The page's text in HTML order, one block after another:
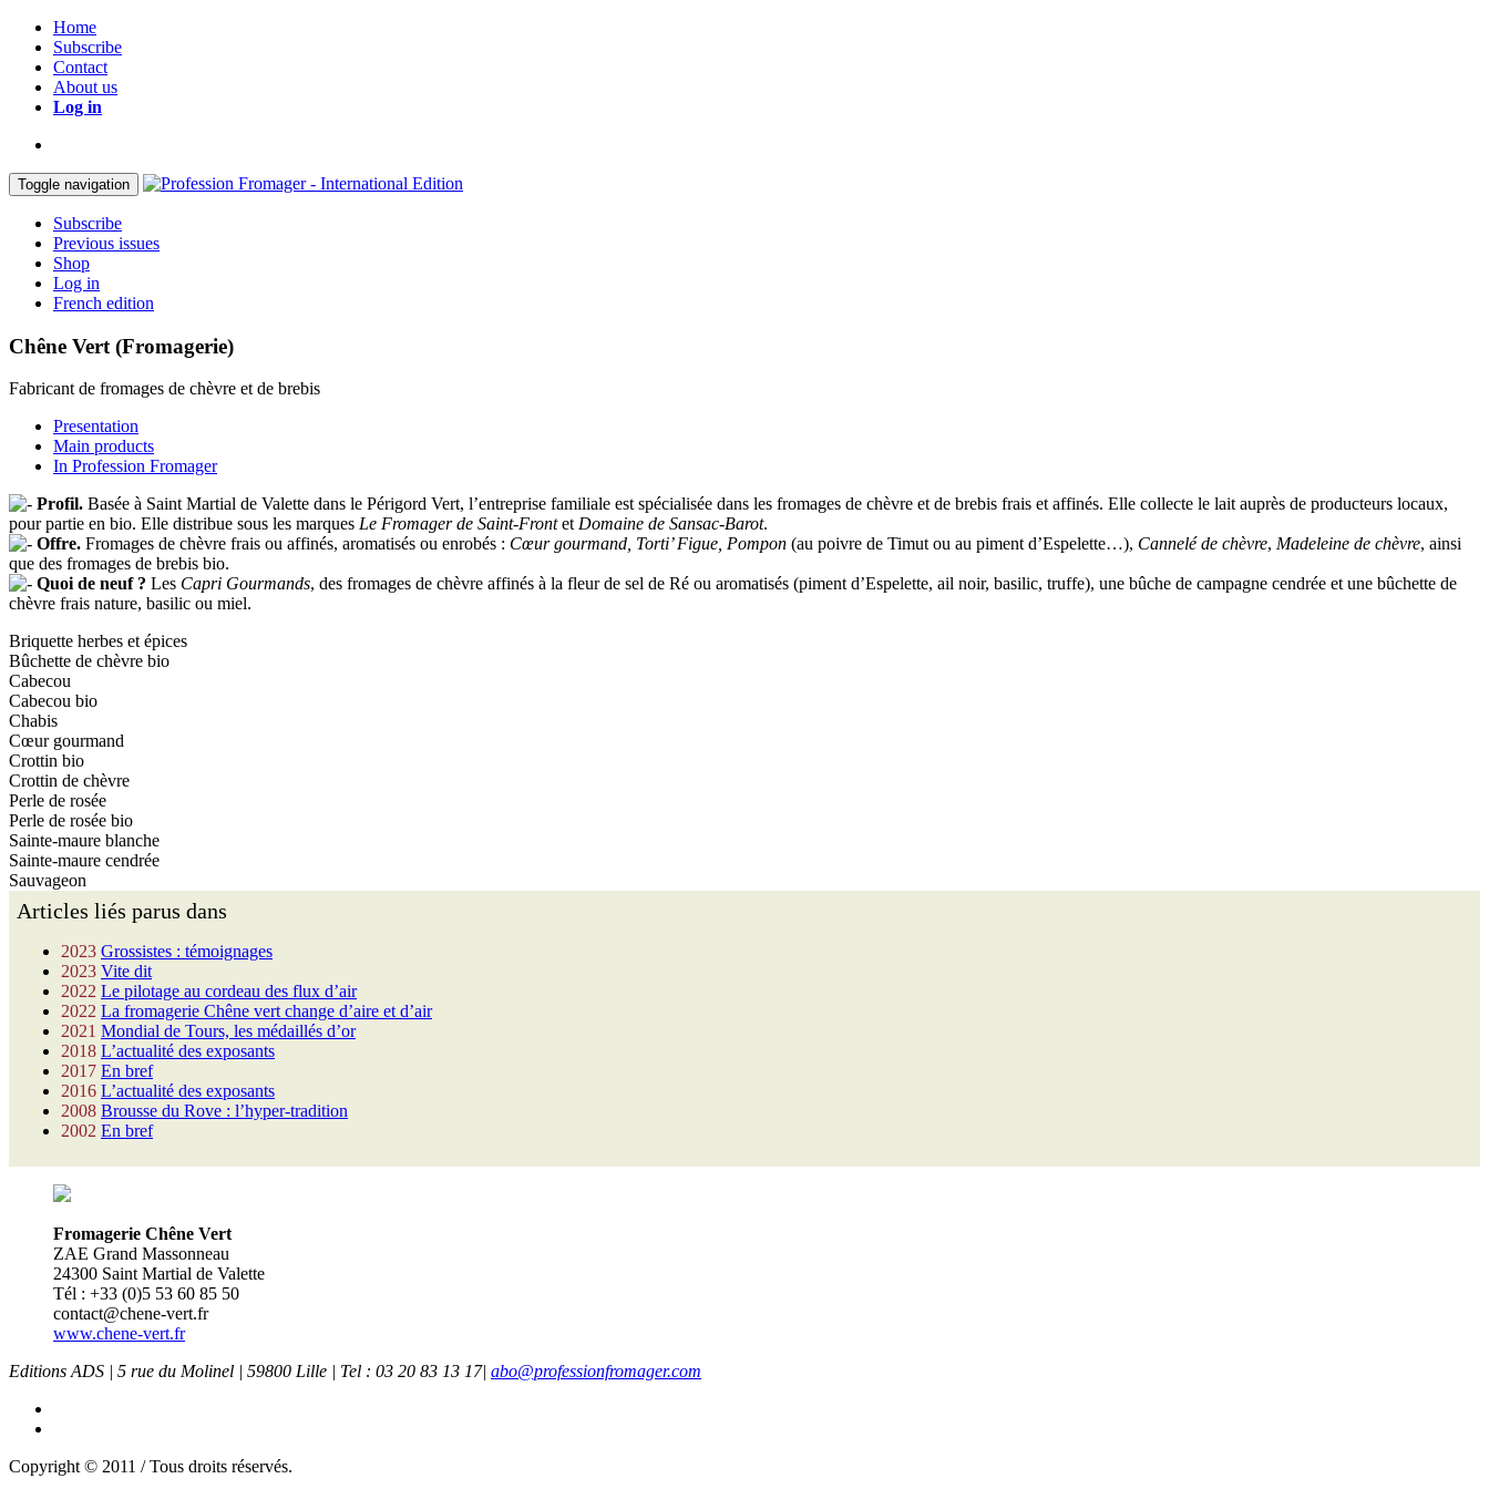
Home
Subscribe
Contact
About us
Log in
Toggle navigation
Subscribe
Previous issues
Shop
Log in
French edition
Chêne Vert (Fromagerie)
Fabricant de fromages de chèvre et de brebis
Presentation
Main products
In Profession Fromager
Profil. Basée à Saint Martial de Valette dans le Périgord Vert, l’entreprise familiale est spécialisée dans les fromages de chèvre et de brebis frais et affinés. Elle collecte le lait auprès de producteurs locaux,
pour partie en bio. Elle distribue sous les marques Le Fromager de Saint-FrontetDomaine de Sansac-Barot.
Offre. Fromages de chèvre frais ou affinés, aromatisés ou enrobés : Cœur gourmand, Torti’ Figue, Pompon (au poivre de Timut ou au piment d’Espelette…), Cannelé de chèvre, Madeleine de chèvre, ainsi
que des fromages de brebis bio.
Quoi de neuf ? Les Capri Gourmands, des fromages de chèvre affinés à la fleur de sel de Ré ou aromatisés (piment d’Espelette, ail noir, basilic, truffe), une bûche de campagne cendrée et une bûchette de
chèvre frais nature, basilic ou miel.
Briquette herbes et épices
Bûchette de chèvre bio
Cabecou
Cabecou bio
Chabis
Cœur gourmand
Crottin bio
Crottin de chèvre
Perle de rosée
Perle de rosée bio
Sainte-maure blanche
Sainte-maure cendrée
Sauvageon
Articles liés parus dans
2023 Grossistes : témoignages
2023 Vite dit
2022 Le pilotage au cordeau des flux d’air
2022 La fromagerie Chêne vert change d’aire et d’air
2021 Mondial de Tours, les médaillés d’or
2018 L’actualité des exposants
2017 En bref
2016 L’actualité des exposants
2008 Brousse du Rove : l’hyper-tradition
2002 En bref
Fromagerie Chêne Vert
ZAE Grand Massonneau
24300 Saint Martial de Valette
Tél : +33 (0)5 53 60 85 50
contact@chene-vert.fr
www.chene-vert.fr
Editions ADS | 5 rue du Molinel | 59800 Lille | Tel : 03 20 83 13 17| abo@professionfromager.com
Copyright © 2011 / Tous droits réservés.